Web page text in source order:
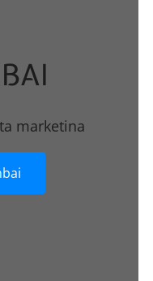
marketina